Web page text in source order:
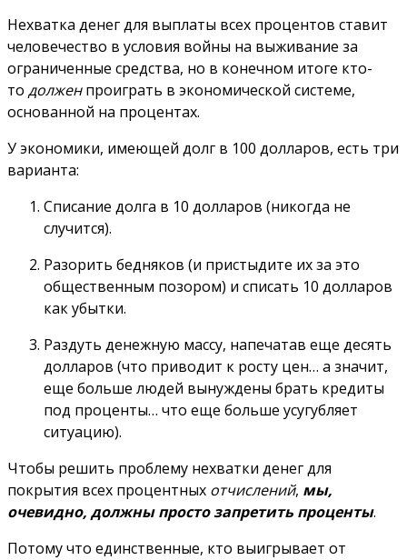
Нехватка денег для выплаты всех процентов ставит
человечество в условия войны на выживание за
ограниченные средства, но в конечном итоге кто-
то долженпроиграть в экономической системе,
основанной на процентах.
У экономики, имеющей долг в 100 долларов, есть три
варианта:
Списание долга в 10 долларов (никогда не
случится).
Разорить бедняков (и пристыдите их за это
общественным позором) и списать 10 долларов
как убытки.
Раздуть денежную массу, напечатав еще десять
долларов (что приводит к росту цен… а значит,
еще больше людей вынуждены брать кредиты
под проценты… что еще больше усугубляет
ситуацию).
Чтобы решить проблему нехватки денег для
покрытия всех процентных отчислений, мы,
очевидно, должны просто запретить проценты.
Потому что единственные, кто выигрывает от